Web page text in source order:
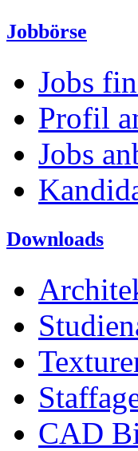
Jobbörse
Jobs
Profil
Jobs
Downloads
CAD